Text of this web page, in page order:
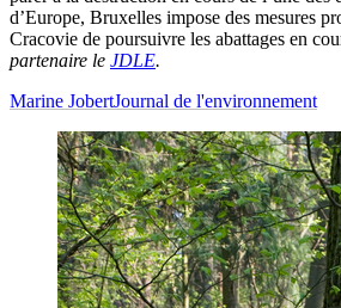
d’Europe, Bruxelles impose des mesures
Cracovie de poursuivre les abattages en
partenaire le JDLE.
Marine JobertJournal de l'environnement